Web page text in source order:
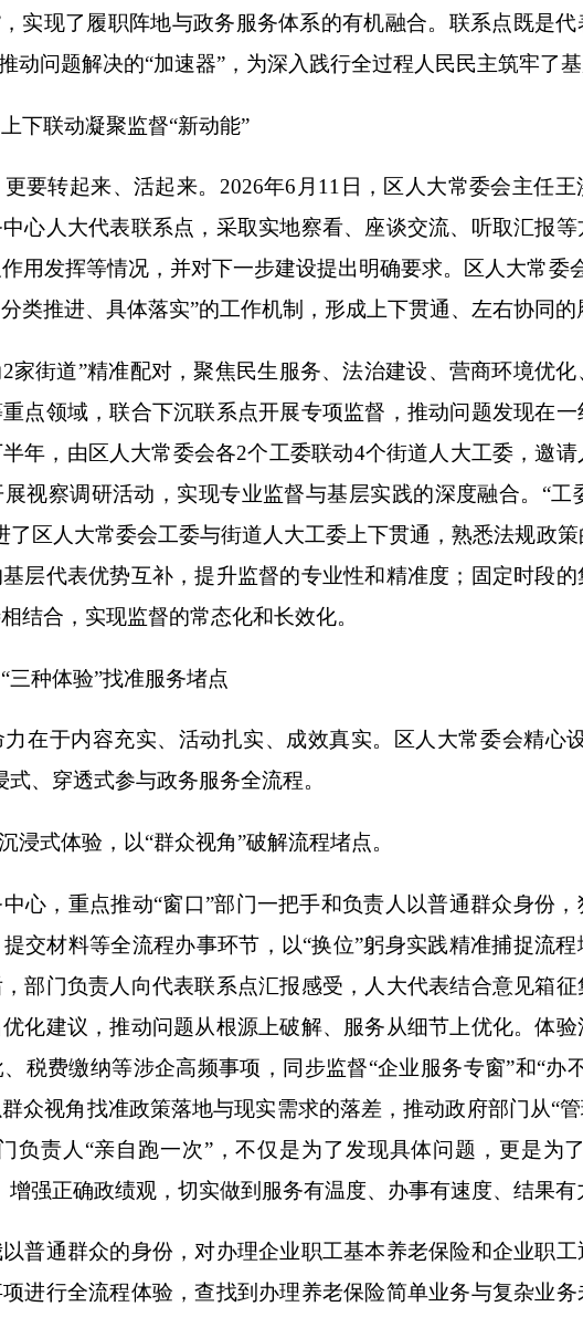
实现了履职阵地与政务服务体系的有机融合。联系点既是
动问题解决的“加速器”，为深入践行全过程人民民主筑牢了基
联动凝聚监督“新动能”
转起来、活起来。2026年6月11日，区人大常委会主任王
心人大代表联系点，采取实地察看、座谈交流、听取汇报等
用发挥等情况，并对下一步建设提出明确要求。区人大常委
类推进、具体落实”的工作机制，形成上下贯通、左右协同的
街道”精准配对，聚焦民生服务、法治建设、营商环境优化
点领域，联合下沉联系点开展专项监督，推动问题发现在一
年，由区人大常委会各2个工委联动4个街道人大工委，邀请
展视察调研活动，实现专业监督与基层实践的深度融合。“工
了区人大常委会工委与街道人大工委上下贯通，熟悉法规政策
层代表优势互补，提升监督的专业性和精准度；固定时段
结合，实现监督的常态化和长效化。
种体验”找准服务堵点
于内容充实、活动扎实、成效真实。区人大常委会精心
、穿透式参与政务服务全流程。
式体验，以“群众视角”破解流程堵点。
，重点推动“窗口”部门一把手和负责人以普通群众身份，
交材料等全流程办事环节，以“换位”躬身实践精准捕捉流程
部门负责人向代表联系点汇报感受，人大代表结合意见箱
化建议，推动问题从根源上破解、服务从细节上优化。体验
税费缴纳等涉企高频事项，同步监督“企业服务专窗”和“办
众视角找准政策落地与现实需求的落差，推动政府部门从“管
负责人“亲自跑一次”，不仅是为了发现具体问题，更是为
增强正确政绩观，切实做到服务有温度、办事有速度、结果有
通群众的身份，对办理企业职工基本养老保险和企业职工
进行全流程体验，查找到办理养老保险简单业务与复杂业务